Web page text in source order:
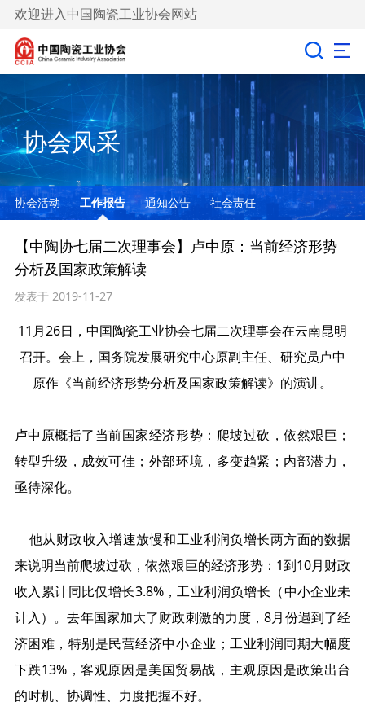
欢迎进入中国陶瓷工业协会网站
协会风采
协会活动 工作报告 通知公告 社会责任
【中陶协七届二次理事会】卢中原：当前经济形势
分析及国家政策解读
发表于 2019-11-27
11 月26日，中国陶瓷工业协会七届二次理事会在云南昆明
召开。会上，国务院发展研究中心原副主任、研究员卢中
原作《当前经济形势分析及国家政策解读》的演讲。
卢中原概括了当前国家经济形势：爬坡过砍，依然艰巨；
转型升级，成效可佳；外部环境，多变趋紧；内部潜力，
亟待深化。
他从财政收入增速放慢和工业利润负增长两方面的数据
来说明当前爬坡过砍，依然艰巨的经济形势： 1到10月财政
收入累计同比仅增长3.8%，工业利润负增长（中小企业未
计入）。去年国家加大了财政刺激的力度，8月份遇到了经
济困难，特别是民营经济中小企业；工业利润同期大幅度
下跌13% ，客观原因是美国贸易战，主观原因是政策出台
的时机、协调性、力度把握不好。